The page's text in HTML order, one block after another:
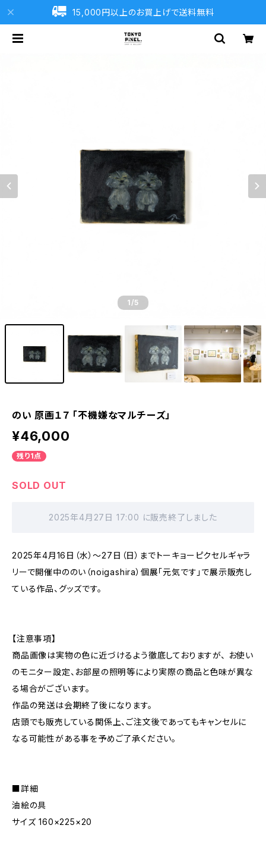
15,000円以上のお買上げで送料無料
1 /5
のい 原画１７ 「不機嫌なマルチーズ」
¥46,000
残り1点
SOLD OUT
2025年4月27日 17:00 に販売終了しました
2025年4月16日（水）～27日（日）までトーキョーピクセルギャラ
リーで開催中ののい（noigashira）個展「元気です」で展示販売し
ている作品、グッズです。
【注意事項】
商品画像は実物の色に近づけるよう徹底しておりますが、 お使い
のモニター設定、お部屋の照明等により実際の商品と色味が異な
る場合がございます。
作品の発送は会期終了後になります。
店頭でも販売している関係上、ご注文後であってもキャンセルに
なる可能性がある事を予めご了承ください。
■詳細
油絵の具
サイズ 160×225×20